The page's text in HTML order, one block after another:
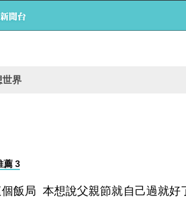
世界
薦 3
飯局 本想說父親節就自己過就